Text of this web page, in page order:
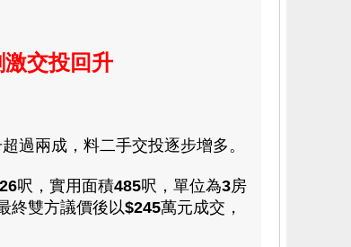
交投回升
過兩成 ，料二手交投逐步增多。
呎 ， 實用面積485呎，單位為3房
終雙方議價後以$245萬元成交 ，